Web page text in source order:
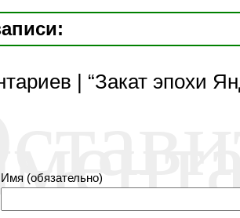
| “Закат эпохи
Имя (обязательно)